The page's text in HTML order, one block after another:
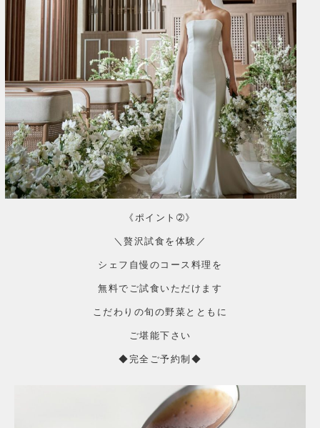
《ポイント➁》
＼贅沢試食を体験／
シェフ自慢のコース料理を
無料でご試食いただけます
こだわりの旬の野菜とともに
ご堪能下さい
◆完全ご予約制◆